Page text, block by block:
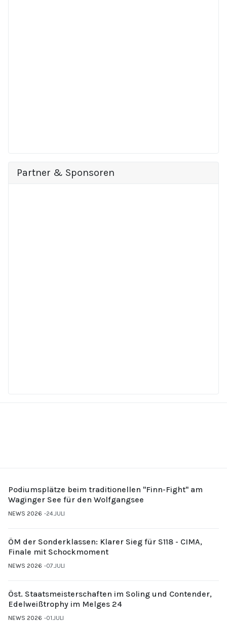
Partner & Sponsoren
Podiumsplätze beim traditionellen "Finn-Fight" am
Waginger See für den Wolfgangsee
NEWS 2026 24.JULI
ÖM der Sonderklassen: Klarer Sieg für S118 - CIMA,
Finale mit Schockmoment
NEWS 2026 07.JULI
Öst. Staatsmeisterschaften im Soling und Contender,
Edelweißtrophy im Melges 24
NEWS 2026 01.JULI